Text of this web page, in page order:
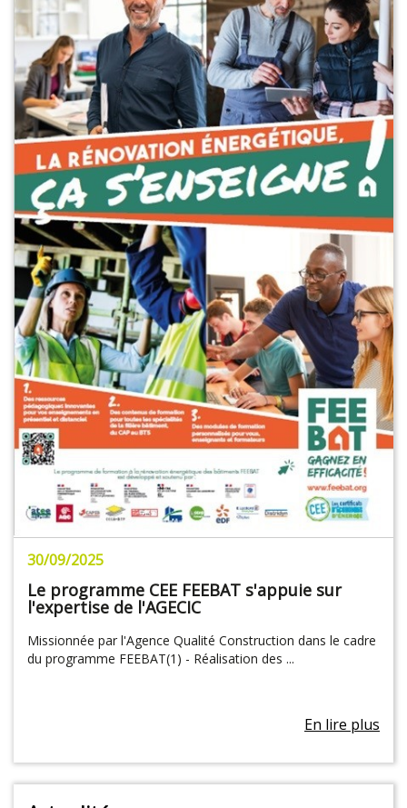
30/09/2025
Le programme CEE FEEBAT s'appuie sur
l'expertise de l'AGECIC
Missionnée par l'Agence Qualité Construction dans le cadre
du programme FEEBAT(1) - Réalisation des ...
En lire plus